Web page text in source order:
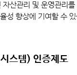
산관리 및 운영관리를
성 향상에 기여할 수
스템) 인증제도